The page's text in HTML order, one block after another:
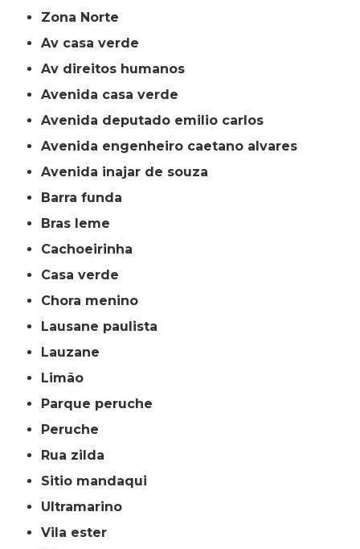
Zona Norte
av casa verde
av direitos humanos
avenida casa verde
avenida deputado emilio carlos
avenida engenheiro caetano alvares
avenida inajar de souza
barra funda
bras leme
cachoeirinha
casa verde
chora menino
lausane paulista
lauzane
limão
parque peruche
peruche
rua zilda
sitio mandaqui
ultramarino
vila ester